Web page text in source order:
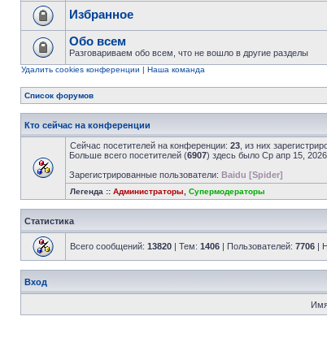
Избранное
Обо всем
Разговариваем обо всем, что не вошло в другие разделы
Удалить cookies конференции | Наша команда
Список форумов
Кто сейчас на конференции
Сейчас посетителей на конференции: 23 , из них
Больше всего посетителей (6907) здесь было Ср апр 15, 2026
Зарегистрированные пользователи: Baidu [Spider]
Легенда :: Администраторы Супермодераторы
Статистика
Всего сообщений: 13820 | Тем: 1406 | Пользователей: 7706 |
Вход